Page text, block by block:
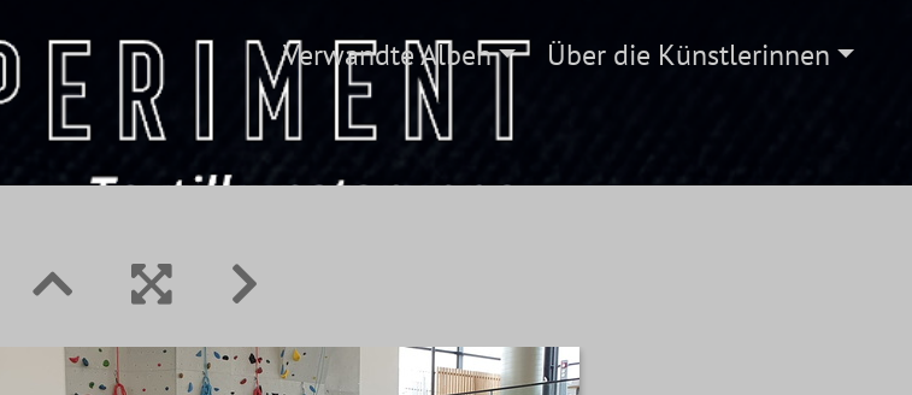
Verwandte Alben Über die Künstlerinnen